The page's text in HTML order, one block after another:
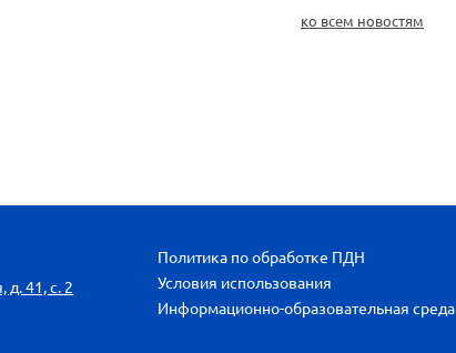
ко всем новостям
Политика по обработке ПДН
Условия использования
Информационно-образовательная среда
д. 41, с. 2